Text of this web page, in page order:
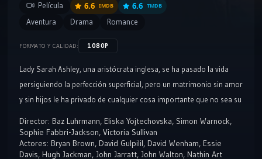
Película 6.6 IMDB 6.6 TMDB
Aventura Drama Romance
FORMATO Y CALIDAD: 1080P
Lady Sarah Ashley, una aristócrata inglesa, se ha pasado la vida
persiguiendo la perfección superficial, pero un matrimonio sin amor
y sin hijos le ha privado de cualquier cosa importante que no sea su
empecinada Sarah viaja desde Londres hasta el remoto reducto
tropical de Darwin (Australia) para enfrentarse a él. Su reacio guía a
Director: Baz Luhrmann, Eliska Yojtechovska, Simon Warnock,
Sophie Fabbri-Jackson, Victoria Sullivan
Actores: Bryan Brown, David Gulpilil, David Wenham, Essie
Davis, Hugh Jackman, John Jarratt, John Walton, Nathin Art